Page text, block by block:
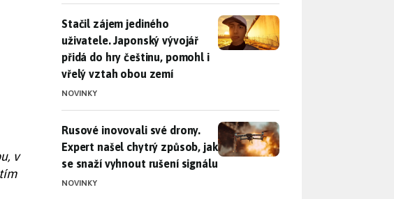
v
Stačil zájem jediného uživatele. Japonský vývojář přidá do hry
Stačil zájem jediného
uživatele. Japonský vývojář
přidá do hry češtinu, pomohl i
vřelý vztah obou zemí
NOVINKY
Rusové inovovali své drony. Expert našel chytrý způsob, jak se
Rusové inovovali své drony.
Expert našel chytrý způsob, jak
se snaží vyhnout rušení signálu
NOVINKY